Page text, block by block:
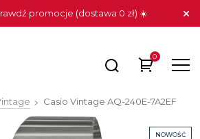
promocje (dostawa 0 zł) ☀️
0
Casio Vintage AQ-240E-7A2EF
NOWOŚĆ